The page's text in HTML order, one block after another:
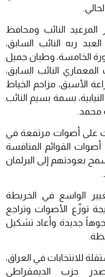
النائب ومحافظ
ربه النائب السابق،
الخامسة، وطبان جميل
النائب السابق،
الأسبق، مزاحم الخياط
بسمة بسيم النائب
محمد.
على أصوات مرتفعة في
القوائم المنافسة
بعودتهم إلى البرلمان
الواسع في الخريطة
توزّع الأصوات وتراجع
وجوهاً جديدة وأعاد تشكيل
للانتخابات في العراق،
حزب الديمقراطي